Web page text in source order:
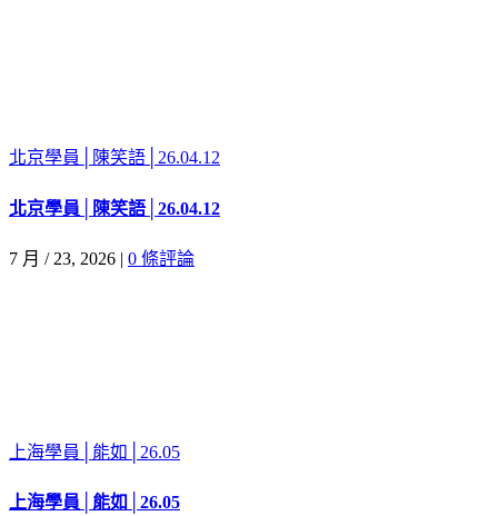
北京學員│陳笑語│26.04.12
北京學員│陳笑語│26.04.12
7 月 / 23, 2026 | 0 條評論
上海學員│能如│26.05
上海學員│能如│26.05